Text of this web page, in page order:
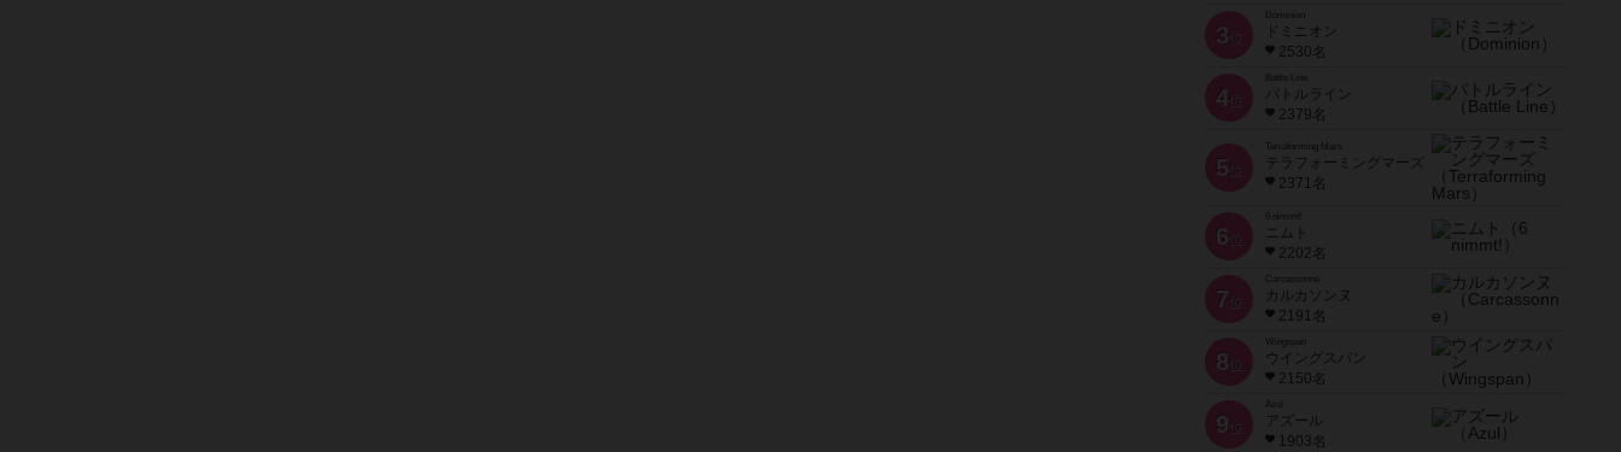
3 位
ドミニオン
2530名
4位
Battle Line
バトルライン
2379名
5 位
Terraforming Mars
テラフォーミングマーズ
2371名
6 位
ニムト
2202名
7 位
Carcassonne
カルカソンヌ
2191名
8 位
Wingspan
ウイングスパン
2150名
9 位
Azul
アズール
1903名